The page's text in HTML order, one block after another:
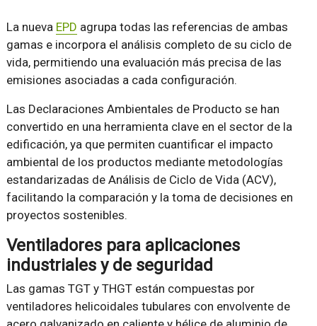
La nueva EPD agrupa todas las referencias de ambas
gamas e incorpora el análisis completo de su ciclo de
vida, permitiendo una evaluación más precisa de las
emisiones asociadas a cada configuración.
Las Declaraciones Ambientales de Producto se han
convertido en una herramienta clave en el sector de la
edificación, ya que permiten cuantificar el impacto
ambiental de los productos mediante metodologías
estandarizadas de Análisis de Ciclo de Vida (ACV),
facilitando la comparación y la toma de decisiones en
proyectos sostenibles.
Ventiladores para aplicaciones
industriales y de seguridad
Las gamas TGT y THGT están compuestas por
ventiladores helicoidales tubulares con envolvente de